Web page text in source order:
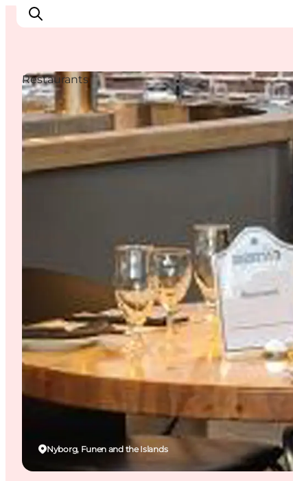
Inspirations
Destinations
Quoi faire
Hébergements
Nyborg, Funen and the Islands
Restaurants